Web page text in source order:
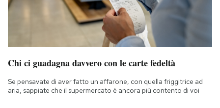
Chi ci guadagna davvero con le carte fedeltà
Se pensavate di aver fatto un affarone, con quella friggitrice ad
aria, sappiate che il supermercato è ancora più contento di voi